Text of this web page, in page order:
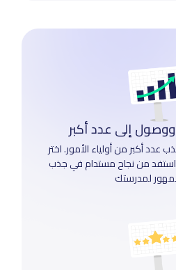
إلى عدد أكبر
أكبر من أولياء الأمور. اختر
واستفد من نجاح مستدام في جذب
لمدرستك